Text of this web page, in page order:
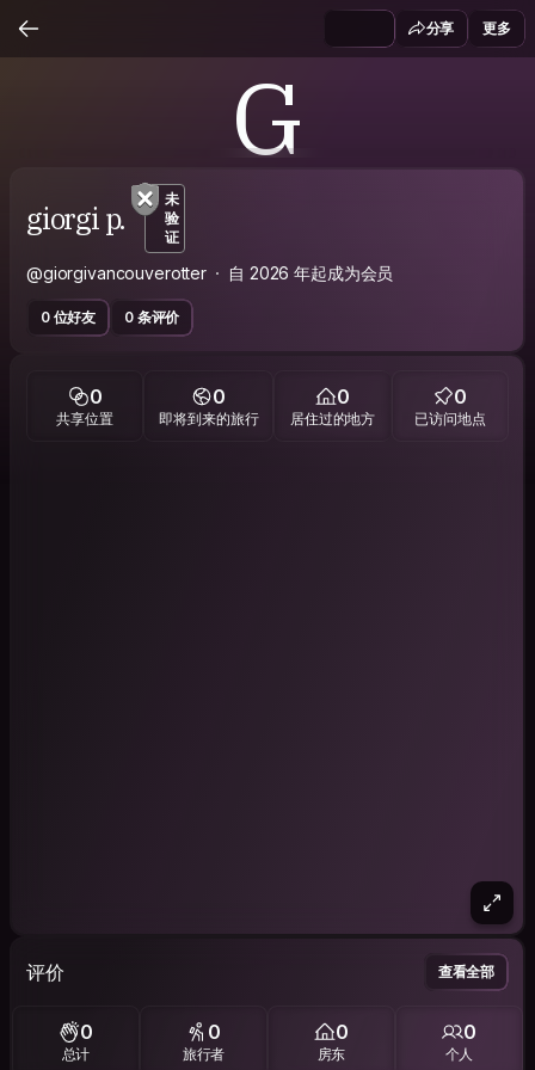
分享 更多
G
giorgi p.
未
验
证
@giorgivancouverotter 自 2026 年起成为会员
0 位好友 0 条评价
0
共享位置
0
即将到来的旅行
0
居住过的地方
0
已访问地点
评价 查看全部
0
总计
0
旅行者
0
房东
0
个人